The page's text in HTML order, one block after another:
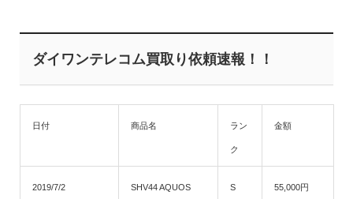
ダイワンテレコム買取り依頼速報！！
日付 商品名 ラン
ク
金額
2019/7/2 SHV44 AQUOS S 55,000円